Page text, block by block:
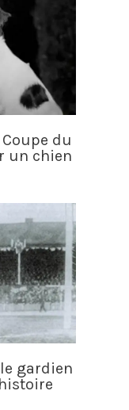
Coupe du
un chien
gardien